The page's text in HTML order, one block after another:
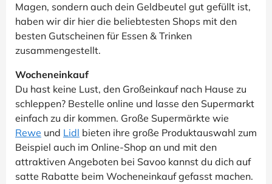
Magen, sondern auch dein Geldbeutel gut gefüllt ist,
haben wir dir hier die beliebtesten Shops mit den
besten Gutscheinen für Essen & Trinken
zusammengestellt.
Wocheneinkauf
Du hast keine Lust, den Großeinkauf nach Hause zu
schleppen? Bestelle online und lasse den Supermarkt
einfach zu dir kommen. Große Supermärkte wie
Rewe und Lidl bieten ihre große Produktauswahl zum
Beispiel auch im Online-Shop an und mit den
attraktiven Angeboten bei Savoo kannst du dich auf
satte Rabatte beim Wocheneinkauf gefasst machen.